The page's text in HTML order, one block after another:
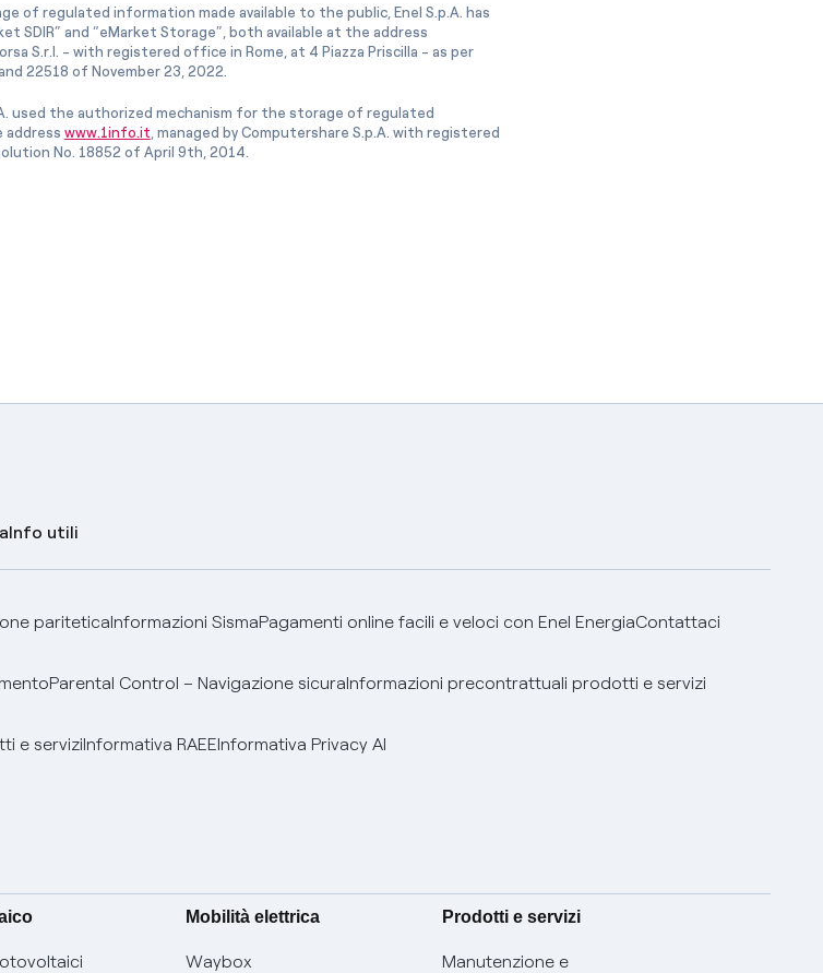
of regulated information made available to the public, Enel S.p.A. has
SDIR” and “eMarket Storage”, both available at the address
S.r.l. - with registered office in Rome, at 4 Piazza Priscilla - as per
22518 of November 23, 2022.
used the authorized mechanism for the storage of regulated
address www.1info.it , managed by Computershare S.p.A. with registered
No. 18852 of April 9th, 2014.
Info utili
pariteticaInformazioni SismaPagamenti online facili e veloci con Enel EnergiaContattaci
Parental Control – Navigazione sicuraInformazioni precontrattuali prodotti e servizi
e serviziInformativa RAEEInformativa Privacy AI
Mobilità elettrica
Waybox
Prodotti e servizi
Manutenzione e